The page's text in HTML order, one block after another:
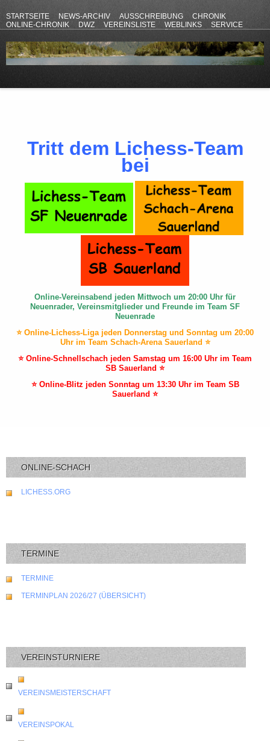
STARTSEITE NEWS-ARCHIV AUSSCHREIBUNG
CHRONIK
ONLINE-CHRONIK
DWZ VEREINSLISTE WEBLINKS
SERVICE
Tritt dem Lichess-Team
bei
Online-Vereinsabend jeden Mittwoch um 20:00 Uhr für
Neuenrader, Vereinsmitglieder und Freunde im Team SF
Neuenrade
⭐ Online-Lichess-Liga jeden Donnerstag und Sonntag um 20:00
Uhr im Team Schach-Arena Sauerland ⭐
⭐ Online-Schnellschach jeden Samstag um 16:00 Uhr im Team
SB Sauerland ⭐
⭐ Online-Blitz jeden Sonntag um 13:30 Uhr im Team SB
Sauerland ⭐
ONLINE-SCHACH
LICHESS.ORG
TERMINE
TERMINE
TERMINPLAN 2026/27 (ÜBERSICHT)
VEREINSTURNIERE
VEREINSMEISTERSCHAFT
VEREINSPOKAL